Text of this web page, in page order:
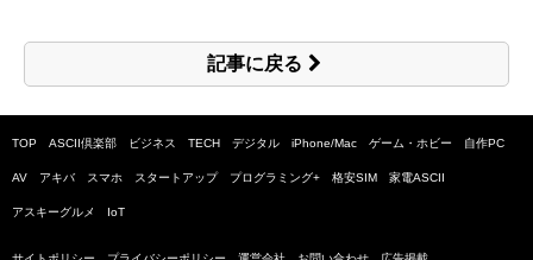
記事に戻る
TOP ASCII倶楽部 ビジネス TECH デジタル iPhone/Mac ゲーム・ホビー 自作PC
AV アキバ スマホ スタートアップ プログラミング+ 格安SIM 家電ASCII
アスキーグルメ IoT